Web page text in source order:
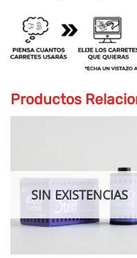
Productos
SIN EXISTENCIAS